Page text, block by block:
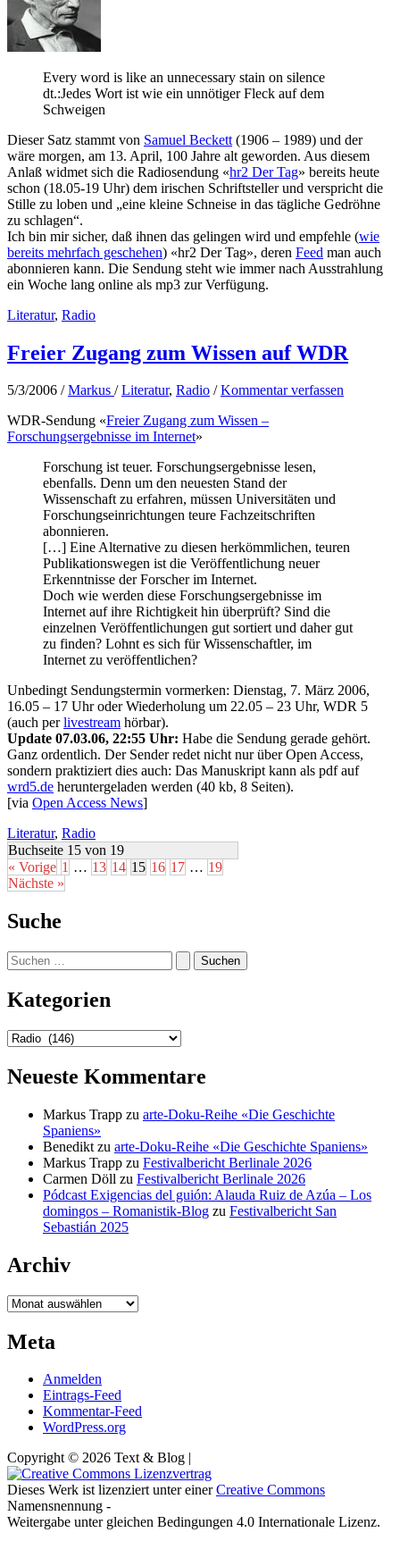
Every word is like an unnecessary stain on silence
dt.:Jedes Wort ist wie ein unnötiger Fleck auf dem
Schweigen
Dieser Satz stammt von Samuel Beckett (1906 – 1989) und der
wäre morgen, am 13. April, 100 Jahre alt geworden. Aus diesem
Anlaß widmet sich die Radiosendung «hr2 Der Tag» bereits heute
schon (18.05-19 Uhr) dem irischen Schriftsteller und verspricht die
Stille zu loben und „eine kleine Schneise in das tägliche Gedröhne
zu schlagen“.
Ich bin mir sicher, daß ihnen das gelingen wird und empfehle (wie
bereits mehrfach geschehen) «hr2 Der Tag», deren Feed man auch
abonnieren kann. Die Sendung steht wie immer nach Ausstrahlung
ein Woche lang online als mp3 zur Verfügung.
Literatur, Radio
Freier Zugang zum Wissen auf WDR
5/3/2006 /Markus /Literatur, Radio /Kommentar verfassen
WDR-Sendung «Freier Zugang zum Wissen –
Forschungsergebnisse im Internet»
Forschung ist teuer. Forschungsergebnisse lesen,
ebenfalls. Denn um den neuesten Stand der
Wissenschaft zu erfahren, müssen Universitäten und
Forschungseinrichtungen teure Fachzeitschriften
abonnieren.
[…] Eine Alternative zu diesen herkömmlichen, teuren
Publikationswegen ist die Veröffentlichung neuer
Erkenntnisse der Forscher im Internet.
Doch wie werden diese Forschungsergebnisse im
Internet auf ihre Richtigkeit hin überprüft? Sind die
einzelnen Veröffentlichungen gut sortiert und daher gut
zu finden? Lohnt es sich für Wissenschaftler, im
Internet zu veröffentlichen?
Unbedingt Sendungstermin vormerken: Dienstag, 7. März 2006,
16.05 – 17 Uhr oder Wiederholung um 22.05 – 23 Uhr, WDR 5
(auch perlivestream hörbar).
Update 07.03.06, 22:55 Uhr: Habe die Sendung gerade gehört.
Ganz ordentlich. Der Sender redet nicht nur über Open Access,
sondern praktiziert dies auch: Das Manuskript kann als pdf auf
wrd5.de heruntergeladen werden (40 kb, 8 Seiten).
[via Open Access News]
Literatur, Radio
Buchseite 15 von 19
« Vorige 1 … 13 14 15 16 17 … 19
Nächste »
Suche
Suchen
nach:
Kategorien
Kategorien
Neueste Kommentare
Markus Trapp zu arte-Doku-Reihe «Die Geschichte
Spaniens»
Benedikt zu arte-Doku-Reihe «Die Geschichte Spaniens»
Markus Trapp zu Festivalbericht Berlinale 2026
Carmen Döll zu Festivalbericht Berlinale 2026
Pódcast Exigencias del guión: Alauda Ruiz de Azúa – Los
domingos – Romanistik-Blog zu Festivalbericht San
Sebastián 2025
Archiv
Archiv
Meta
Anmelden
Eintrags-Feed
Kommentar-Feed
WordPress.org
Copyright © 2026 Text & Blog |
Dieses Werk ist lizenziert unter einerCreative Commons
Namensnennung -
Weitergabe unter gleichen Bedingungen 4.0 Internationale Lizenz.